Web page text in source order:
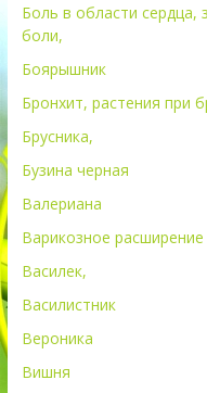
Боль в области сердца,
боли,
Боярышник
Бронхит, растения при
Брусника,
Бузина черная
Валериана
Варикозное расширение
Василек,
Василистник
Вероника
Вишня